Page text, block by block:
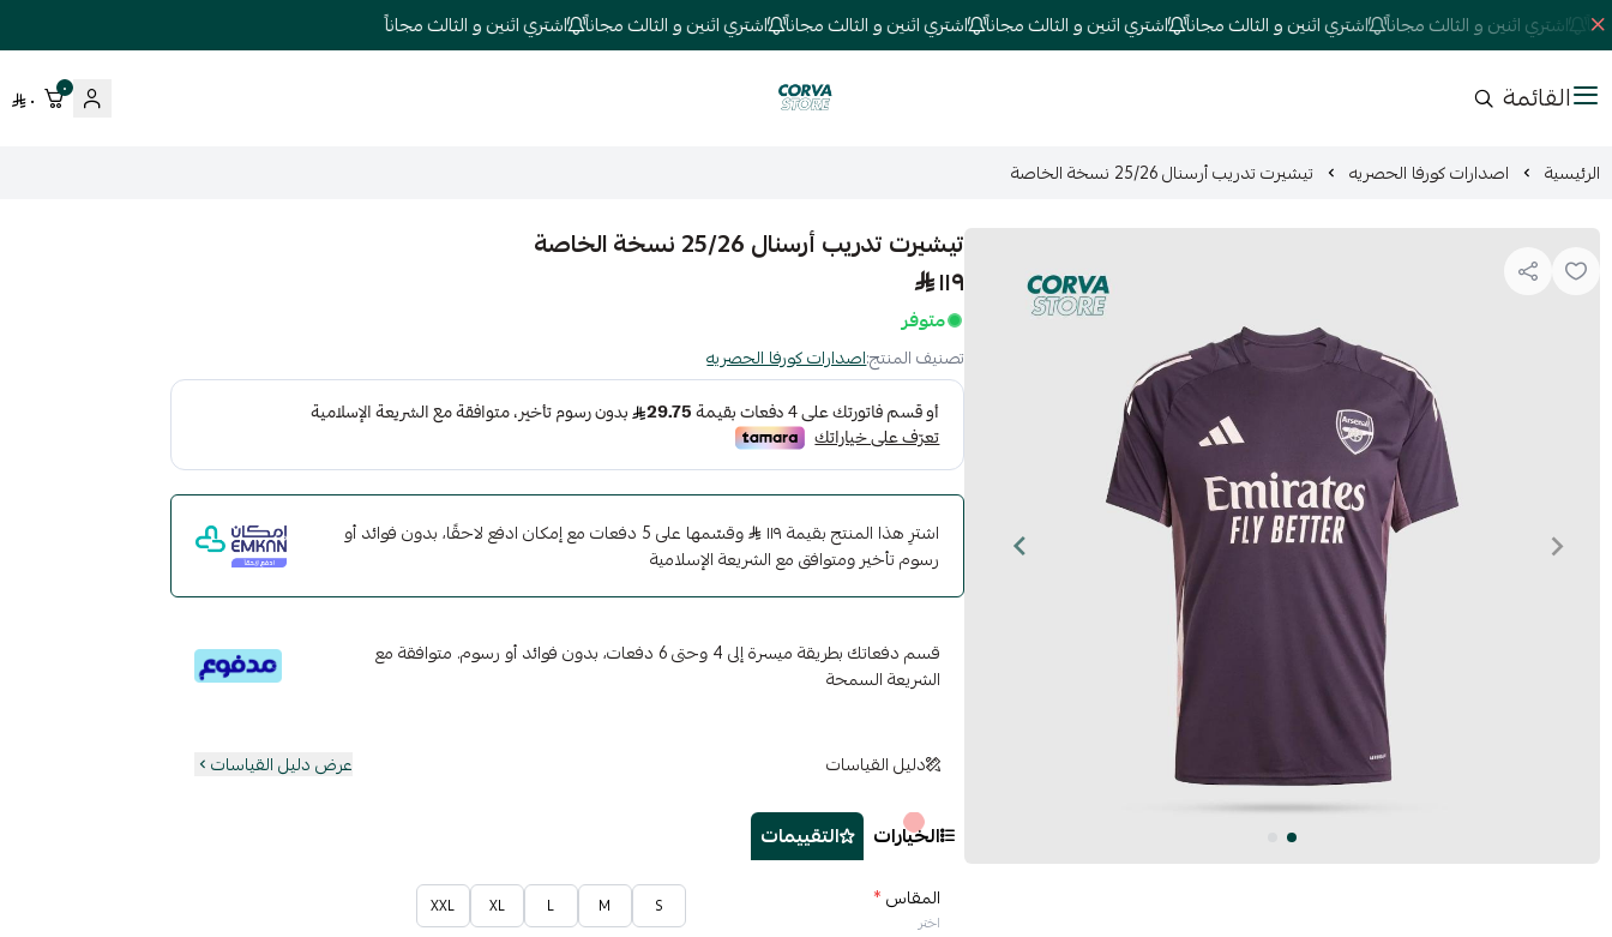
اشتري اثنين و الثالث مجاناً اشتري اثنين و الثالث مجاناً اشتري اثنين و الثالث مجاناً اشتري اثنين و الثالث مجاناً اشتري اثنين و الثالث مجاناً اشتري اثنين و الثالث مجاناً
القائمة كورفا ستور
٠ ٠
الرئيسية اصدارات كورفا الحصريه تيشيرت تدريب أرسنال 25/26 نسخة الخاصة
تيشيرت تدريب أرسنال 25/26 نسخة الخاصة
١١٩
متوفر
تصنيف المنتج:اصدارات كورفا الحصريه
اشترِ هذا المنتج بقيمة ١١٩
وقسّمها على 5 دفعات مع إمكان ادفع لاحقًا، بدون فوائد أو
رسوم تأخير ومتوافق مع الشريعة الإسلامية
قسم دفعاتك بطريقة ميسرة إلى 4 وحتى 6 دفعات، بدون فوائد أو رسوم. متوافقة مع
الشريعة السمحة
دليل القياسات عرض دليل القياسات
الخيارات التقييمات
المقاس*
اختر
S
M
L
XL
XXL